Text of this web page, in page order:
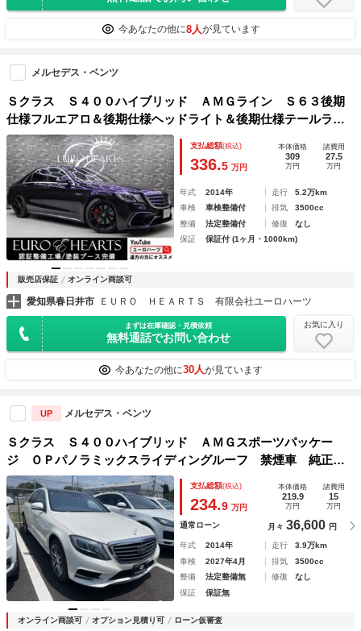
今あなたの他に8人が見ています
メルセデス・ベンツ
Ｓクラス Ｓ４００ハイブリッド ＡＭＧライン Ｓ６３後期
仕様フルエアロ＆後期仕様ヘッドライト＆後期仕様テールラン
プ レッドキャリパー ロルフハルトゲ２１インチＡＷ ロワ
リングキット パノラマルーフ 全周囲カメラ トランクスポ
イラ
支払総額(税込)
336.5 万円
本体価格
309
万円
諸費用
27.5
万円
年式 2014年 走行
5.2万km
車検
車検整備付 排気
3500cc
整備
法定整備付 修復
なし
保証
保証付 (1ヶ月・1000km)
販売店保証 オンライン商談可
愛知県春日井市 ＥＵＲＯ ＨＥＡＲＴＳ 有限会社ユーロハーツ
まずは在庫確認・見積依頼
無料通話でお問い合わせ
お気に入り
今あなたの他に30人が見ています
UP メルセデス・ベンツ
Ｓクラス Ｓ４００ハイブリッド ＡＭＧスポーツパッケー
ジ ＯＰパノラミックスライディングルーフ 禁煙車 純正１
２．３インチナビ 黒革シート アダプティブクルーズコント
ール 電動リアゲート ＬＥＤヘッドライト ブラインドスポ
ットモニタ
支払総額(税込)
234.9 万円
本体価格
219.9
万円
諸費用
15
万円
通常ローン 月々 36,600 円
年式 2014年 走行
3.9万km
車検
2027年4月 排気
3500cc
整備
法定整備無 修復
なし
保証
保証無
オンライン商談可 オプション見積り可 ローン仮審査